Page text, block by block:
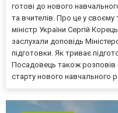
готові до нового
та вчителів. Про це у
міністр України Сергій
заслухали доповідь
підготовки. Як триває
Посадовець також розповів
старту нового навчального